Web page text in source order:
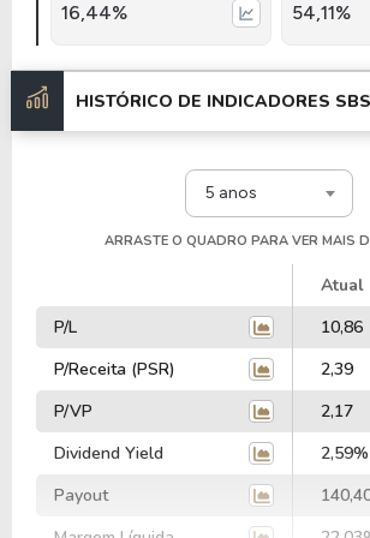
16,44% 54,11%
HISTÓRICO DE INDICADORES
5 anos
ARRASTE O QUADRO PARA VER MAIS
Atual
P/L
10,86
P/Receita (PSR)
2,39
P/VP
2,17
Dividend Yield
2,59%
Payout